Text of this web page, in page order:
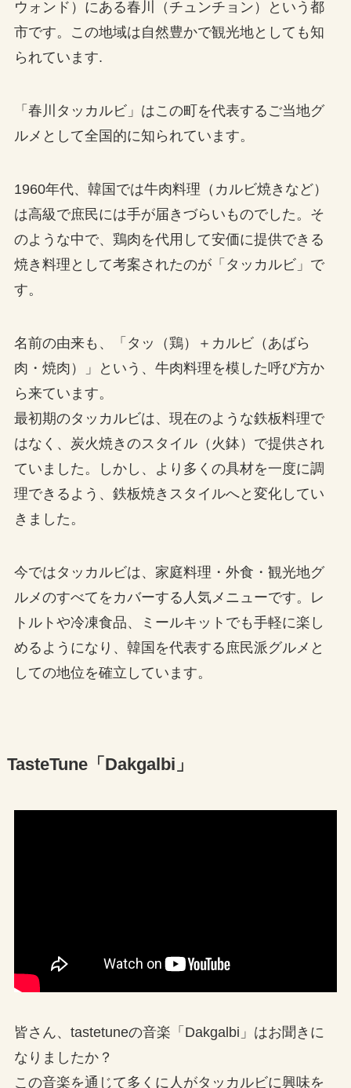
ウォンド）にある春川（チュンチョン）という都
市です。この地域は自然豊かで観光地としても知
られています.
「春川タッカルビ」はこの町を代表するご当地グ
ルメとして全国的に知られています。
1960年代、韓国では牛肉料理（カルビ焼きなど）
は高級で庶民には手が届きづらいものでした。そ
のような中で、鶏肉を代用して安価に提供できる
焼き料理として考案されたのが「タッカルビ」で
す。
名前の由来も、「タッ（鶏）＋カルビ（あばら
肉・焼肉）」という、牛肉料理を模した呼び方か
ら来ています。
最初期のタッカルビは、現在のような鉄板料理で
はなく、炭火焼きのスタイル（火鉢）で提供され
ていました。しかし、より多くの具材を一度に調
理できるよう、鉄板焼きスタイルへと変化してい
きました。
今ではタッカルビは、家庭料理・外食・観光地グ
ルメのすべてをカバーする人気メニューです。レ
トルトや冷凍食品、ミールキットでも手軽に楽し
めるようになり、韓国を代表する庶民派グルメと
しての地位を確立しています。
TasteTune「Dakgalbi」
皆さん、tastetuneの音楽「Dakgalbi」はお聞きに
なりましたか？
この音楽を通じて多くに人がタッカルビに興味を